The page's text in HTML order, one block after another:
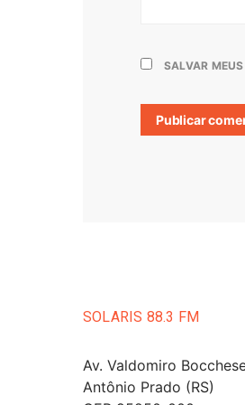
SALVAR
SOLARIS 88.3 FM
Av. Valdomiro
Antônio Prado (RS)